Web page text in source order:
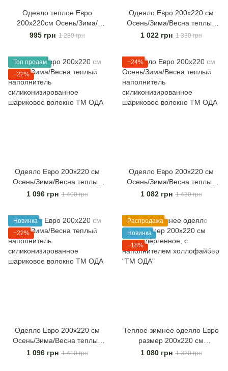
Одеяло теплое Евро
200х220см Осень/Зима/
Весна наполнитель
995 грн 1 280 грн
Одеяло Евро 200х220 см
Осень/Зима/Весна теплый
наполнитель
1 022 грн 1 330 грн
Топ продам
−22%
Одеяло Евро 200х220 см
Осень/Зима/Весна теплый
наполнитель
1 096 грн 1 400 грн
−24%
Одеяло Евро 200х220 см
Осень/Зима/Весна теплый
наполнитель
1 082 грн 1 430 грн
Новинка
−22%
Одеяло Евро 200х220 см
Осень/Зима/Весна теплый
наполнитель
1 096 грн 1 410 грн
Распродажа
Новинка
−18%
Теплое зимнее одеяло Евро
размер 200х220 см
гипоаллергенное, с
1 080 грн 1 320 грн